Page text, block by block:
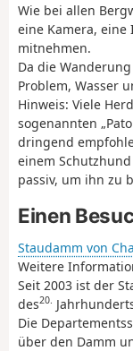
Wie bei allen
eine Kamera,
mitnehmen.
Da die
Problem, Wasser
Hinweis: Viele
sogenannten
dringend
einem
passiv, um ihn zu
Einen
Staudamm von
Weitere
Seit 2003 ist der
des20.
Die
über den Damm